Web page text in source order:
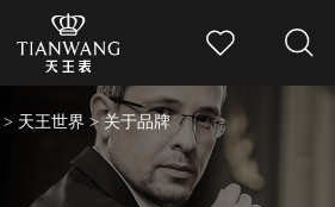
> 天王世界 >关于品牌